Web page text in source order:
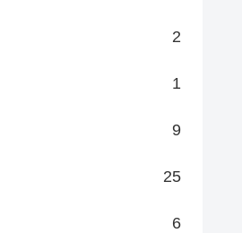
2
1
9
25
6